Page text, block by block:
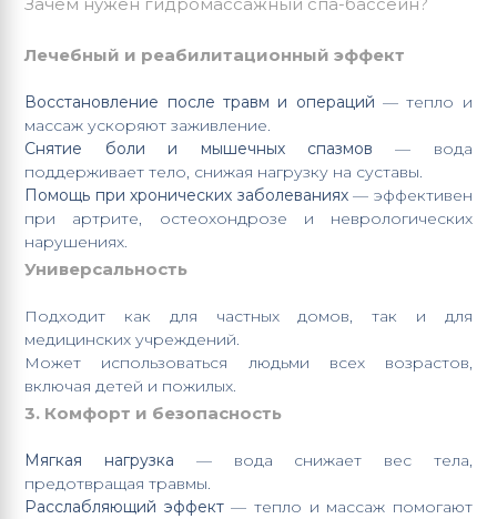
Лечебный и реабилитационный эффект
Восстановление после травм и операций — тепло и
массаж ускоряют заживление.
Снятие боли и мышечных спазмов — вода
поддерживает тело, снижая нагрузку на суставы.
Помощь при хронических заболеваниях— эффективен
при артрите, остеохондрозе и неврологических
нарушениях.
Универсальность
Подходит как для частных домов, так и для
медицинских учреждений.
Может использоваться людьми всех возрастов,
включая детей и пожилых.
3. Комфорт и безопасность
Мягкая нагрузка — вода снижает вес тела,
предотвращая травмы.
Расслабляющий эффект— тепло и массаж помогают